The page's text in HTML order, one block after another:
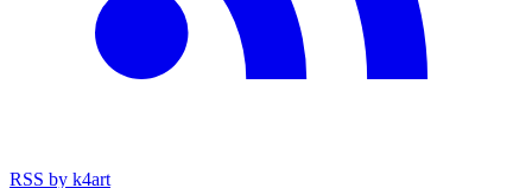
RSS by k4art